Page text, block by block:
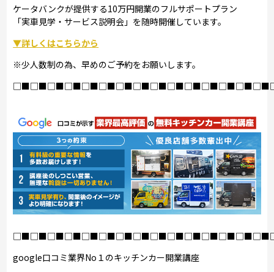
ケータバンクが提供する10万円開業のフルサポートプラン
「実車見学・サービス説明会」を随時開催しています。
▼詳しくはこちらから
※少人数制の為、早めのご予約をお願いします。
google口コミ業界No１のキッチンカー開業講座